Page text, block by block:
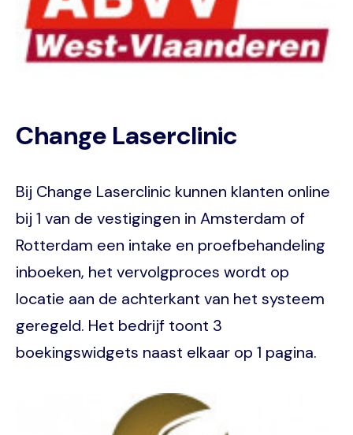
Change Laserclinic
Bij Change Laserclinic kunnen klanten online
bij 1 van de vestigingen in Amsterdam of
Rotterdam een intake en proefbehandeling
inboeken, het vervolgproces wordt op
locatie aan de achterkant van het systeem
geregeld. Het bedrijf toont 3
boekingswidgets naast elkaar op 1 pagina.